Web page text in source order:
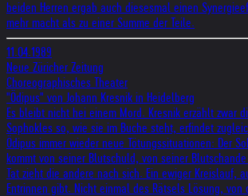
beiden Herren ergab auch diesesmal einen
mehr macht als zu einer Summe der Teile.
11.04.1989
Neue Züricher Zeitung
Choreographisches Theater
"Ödipus" von Johann Kresnik in Heidelberg
Es bleibt nicht hei einem Mord. Kresnik erzählt zwar
Sophokles so, wie sie im Buche steht, erfindet
Ödipus immer wieder neue Tötungssituationen: Der
kommt von seiner Blutschuld, von seiner
Tat zieht die andere nach sich. Ein ewiger Kreislauf,
Entrinnen gibt. Nicht einmal des Rätsels Lösung, von